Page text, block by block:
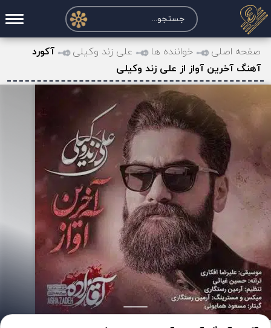
صفحه اصلی
درخواست آکورد
نت و تبلچر
تماس با ما
حساب کاربری
صفحه اصلی خواننده ها علی زند وکیلی
آکورد
آهنگ آخرین آواز از علی زند وکیلی